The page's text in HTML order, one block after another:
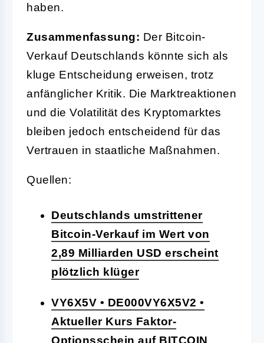
haben.
Zusammenfassung: Der Bitcoin-
Verkauf Deutschlands könnte sich als
kluge Entscheidung erweisen, trotz
anfänglicher Kritik. Die Marktreaktionen
und die Volatilität des Kryptomarktes
bleiben jedoch entscheidend für das
Vertrauen in staatliche Maßnahmen.
Quellen:
Deutschlands umstrittener
Bitcoin-Verkauf im Wert von
2,89 Milliarden USD erscheint
plötzlich klüger
VY6X5V • DE000VY6X5V2 •
Aktueller Kurs Faktor-
Optionsschein auf BITCOIN